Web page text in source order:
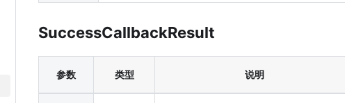
SuccessCallbackResult
参数 类型 说明